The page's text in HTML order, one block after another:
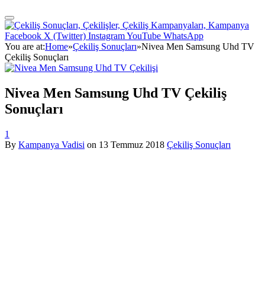
Facebook X (Twitter) InstagramYouTube WhatsApp
You are at:Home»Çekiliş Sonuçları»Nivea Men Samsung Uhd TV
Çekiliş Sonuçları
Nivea Men Samsung Uhd TV Çekiliş
Sonuçları
1
By Kampanya Vadisi on 13 Temmuz 2018 Çekiliş Sonuçları